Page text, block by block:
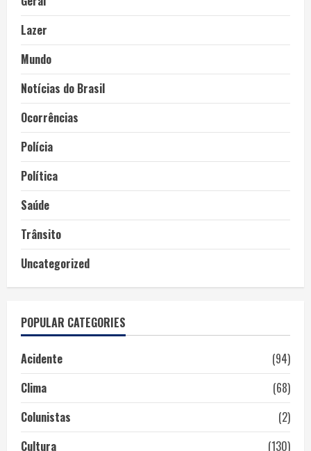
Lazer
Mundo
Notícias do Brasil
Ocorrências
Polícia
Política
Saúde
Trânsito
Uncategorized
POPULAR CATEGORIES
Acidente
(94)
Clima
(68)
Colunistas
(2)
Cultura
(130)